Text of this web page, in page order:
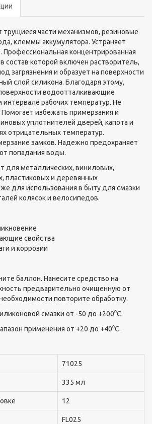
части механизмов, резиновые
клеммы аккумулятора. Устраняет
Профессиональная концентрированная
состав которой включен растворитель,
загрязнения и образует на поверхности
слой силикона. Благодаря этому,
водоотталкивающие
интервале рабочих температур. Не
избежать примерзания и
уплотнителей дверей, капота и
отрицательных температур.
замков. Надежно предохраняет
попадания воды.
для металлических, виниловых,
пластиковых и деревянных
для использования в быту для смазки
колясок и велосипедов.
свойства
и коррозии
баллон. Нанесите средство на
предварительно очищенную от
повторите обработку.
смазки от -50 до +200⁰C.
применения от +20 до +40⁰С.
71025
335 мл
12
FL025